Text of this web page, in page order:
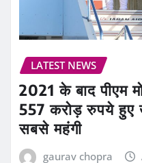
LATEST NEWS
2021 के बाद पीएम
557 करोड़ रुपये हुए
सबसे महंगी
gaurav chopra